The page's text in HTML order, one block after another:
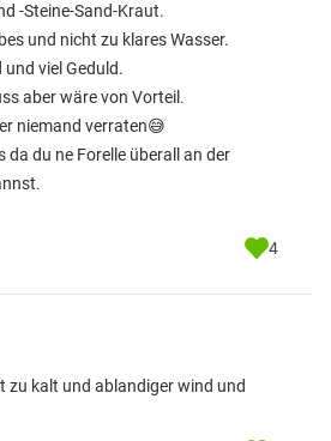
-Steine-Sand-Kraut.
und nicht zu klares Wasser.
viel Geduld.
aber wäre von Vorteil.
niemand verraten😅
da du ne Forelle überall an der
4
zu kalt und ablandiger wind und